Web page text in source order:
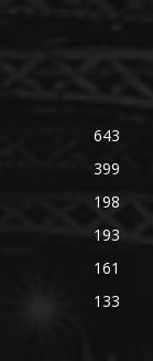
643
399
198
193
161
133